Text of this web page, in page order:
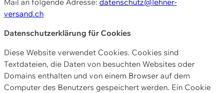
versand.ch
Datenschutzerklärung für Cookies
Diese Website verwendet Cookies. Cookies sind
Textdateien, die Daten von besuchten Websites oder
Domains enthalten und von einem Browser auf dem
Computer des Benutzers gespeichert werden. Ein Cookie